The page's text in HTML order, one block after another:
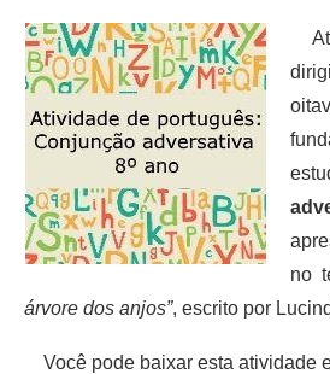
no
árvore dos anjos”, escrito por
Você pode baixar esta atividade